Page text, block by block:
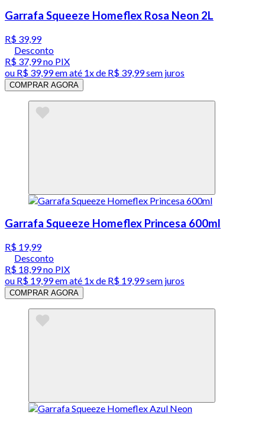
Garrafa Squeeze Homeflex Rosa Neon 2L
R$ 39,99
Desconto
R$ 37,99no PIX
ou R$ 39,99em até 1x de R$ 39,99sem juros
COMPRAR AGORA
Garrafa Squeeze Homeflex Princesa 600ml
R$ 19,99
Desconto
R$ 18,99no PIX
ou R$ 19,99em até 1x de R$ 19,99sem juros
COMPRAR AGORA